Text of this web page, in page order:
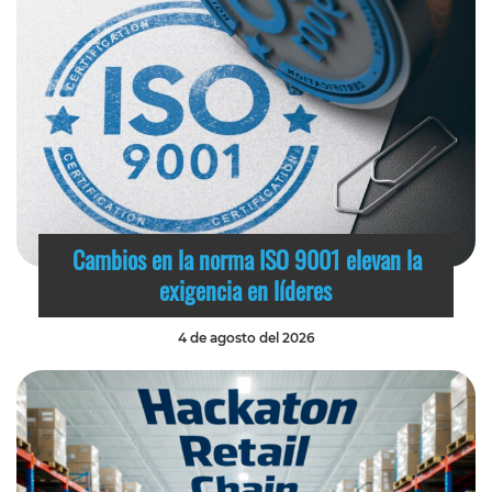
Cambios en la norma ISO 9001 elevan la
exigencia en líderes
4 de agosto del 2026